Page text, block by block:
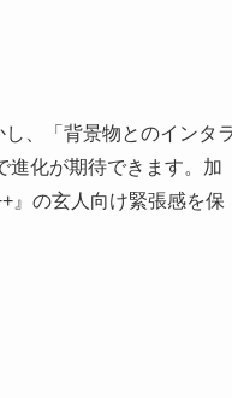
、「背景物とのインタ
進化が期待できます。加
』の玄人向け緊張感を保